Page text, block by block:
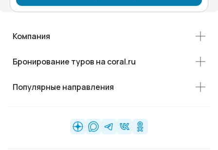
Компания
Бронирование туров на coral.ru
Популярные направления